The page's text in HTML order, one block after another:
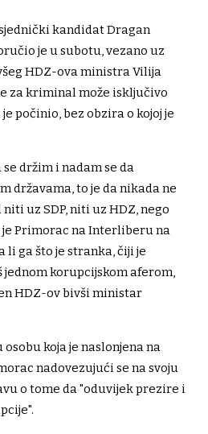
kandidat Dragan
je u subotu, vezano uz
HDZ-ova ministra Vilija
za kriminal može isključivo
počinio, bez obzira o kojoj je
držim i nadam se da
državama, to je da nikada ne
uz SDP, niti uz HDZ, nego
je Primorac na Interliberu na
li ga što je stranka, čiji je
korupcijskom aferom,
HDZ-ov bivši ministar
koja je naslonjena na
nadovezujući se na svoju
o tome da "oduvijek prezire i